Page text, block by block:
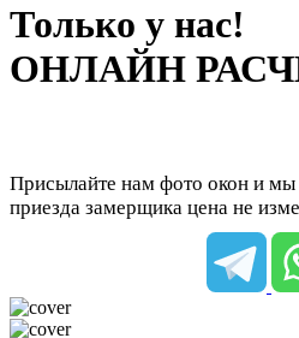
Только у нас!
ОНЛАЙН
Присылайте нам фото окон и мы
приезда замерщика цена не